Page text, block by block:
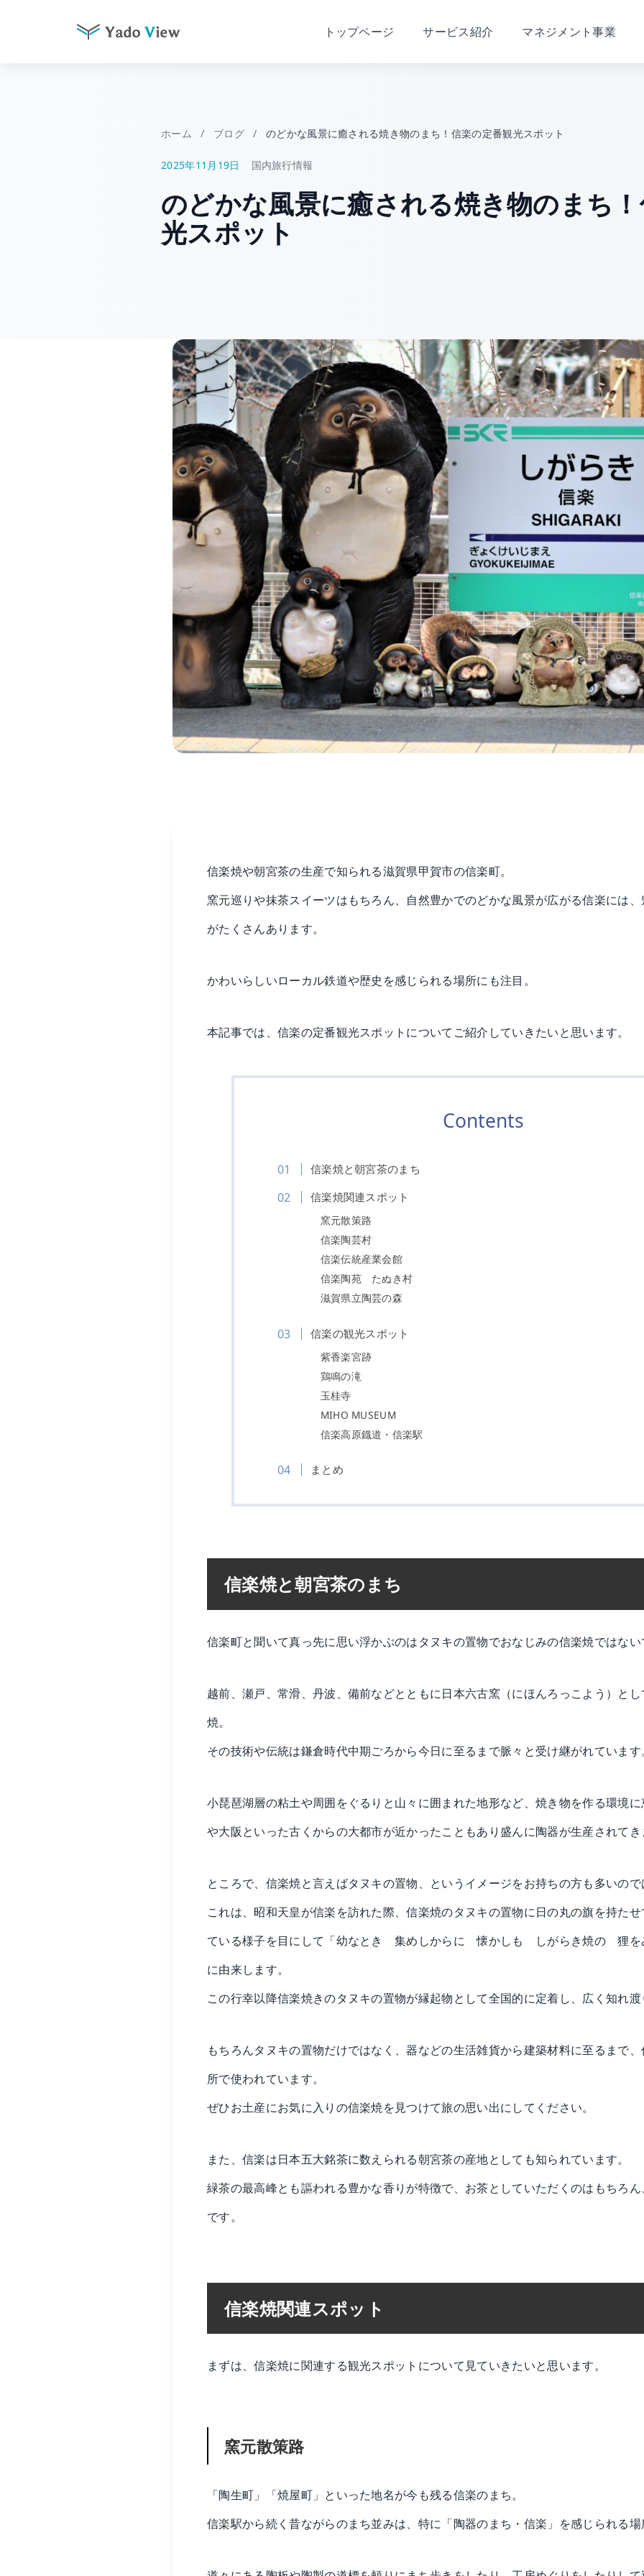
トップページ サービス紹介 マネジメント事業
ホーム / ブログ / のどかな風景に癒される焼き物のまち！信楽の定番観光スポット
2025年11月19日 国内旅行情報
のどかな風景に癒される焼き物のまち
光スポット
信楽焼や朝宮茶の生産で知られる滋賀県甲賀市の信楽町。
窯元巡りや抹茶スイーツはもちろん、自然豊かでのどかな風景が広がる信楽には
がたくさんあります。
かわいらしいローカル鉄道や歴史を感じられる場所にも注目。
本記事では、信楽の定番観光スポットについてご紹介していきたいと思います。
Contents
信楽焼と朝宮茶のまち
信楽焼関連スポット
窯元散策路
信楽陶芸村
信楽伝統産業会館
信楽陶苑 たぬき村
滋賀県立陶芸の森
信楽の観光スポット
紫香楽宮跡
鶏鳴の滝
玉桂寺
MIHO MUSEUM
信楽高原鐡道・信楽駅
まとめ
信楽焼と朝宮茶のまち
信楽町と聞いて真っ先に思い浮かぶのはタヌキの置物でおなじみの信楽焼ではない
越前、瀬戸、常滑、丹波、備前などとともに日本六古窯（にほんろっこよう）と
焼。
その技術や伝統は鎌倉時代中期ごろから今日に至るまで脈々と受け継がれています
小琵琶湖層の粘土や周囲をぐるりと山々に囲まれた地形など、焼き物を作る環境
や大阪といった古くからの大都市が近かったこともあり盛んに陶器が生産されてき
ところで、信楽焼と言えばタヌキの置物、というイメージをお持ちの方も多いので
これは、昭和天皇が信楽を訪れた際、信楽焼のタヌキの置物に日の丸の旗を持た
ている様子を目にして「幼なとき 集めしからに 懐かしも しがらき焼の 狸を
に由来します。
この行幸以降信楽焼きのタヌキの置物が縁起物として全国的に定着し、広く知れ渡
もちろんタヌキの置物だけではなく、器などの生活雑貨から建築材料に至るまで
所で使われています。
ぜひお土産にお気に入りの信楽焼を見つけて旅の思い出にしてください。
また、信楽は日本五大銘茶に数えられる朝宮茶の産地としても知られています。
緑茶の最高峰とも謳われる豊かな香りが特徴で、お茶としていただくのはもちろ
です。
信楽焼関連スポット
まずは、信楽焼に関連する観光スポットについて見ていきたいと思います。
窯元散策路
「陶生町」「焼屋町」といった地名が今も残る信楽のまち。
信楽駅から続く昔ながらのまち並みは、特に「陶器のまち・信楽」を感じられる場